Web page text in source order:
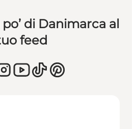
di Danimarca al
feed